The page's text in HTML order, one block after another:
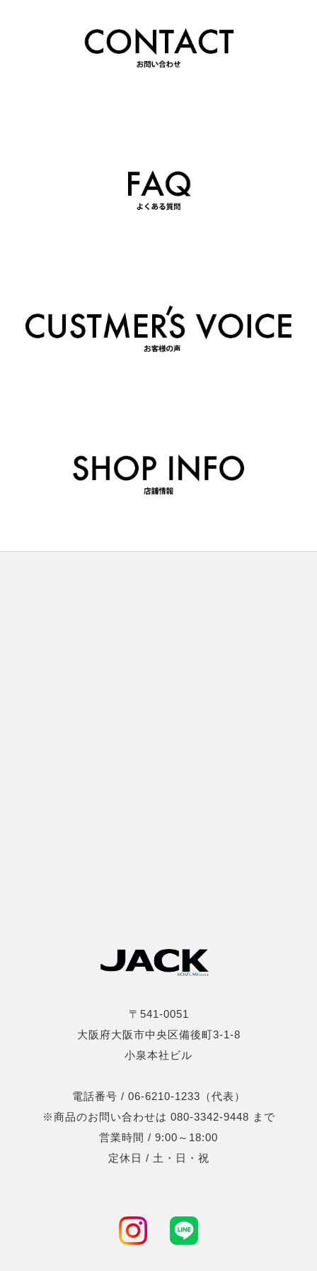
〒541-0051
大阪府大阪市中央区備後町3-1-8
小泉本社ビル
電話番号 / 06-6210-1233（代表）
※商品のお問い合わせは 080-3342-9448 まで
営業時間 / 9:00～18:00
定休日 / 土・日・祝